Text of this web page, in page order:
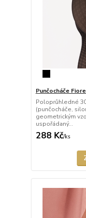
Punčocháče
Poloprůhledné
(punčocháče,
geometrickým
uspořádaný...
288 Kč/ks